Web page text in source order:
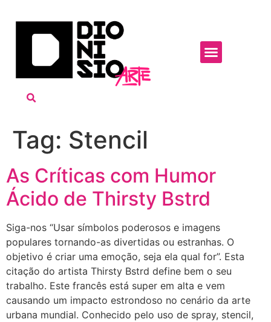
Tag: Stencil
As Críticas com Humor
Ácido de Thirsty Bstrd
Siga-nos “Usar símbolos poderosos e imagens
populares tornando-as divertidas ou estranhas. O
objetivo é criar uma emoção, seja ela qual for”. Esta
citação do artista Thirsty Bstrd define bem o seu
trabalho. Este francês está super em alta e vem
causando um impacto estrondoso no cenário da arte
urbana mundial. Conhecido pelo uso de spray, stencil,